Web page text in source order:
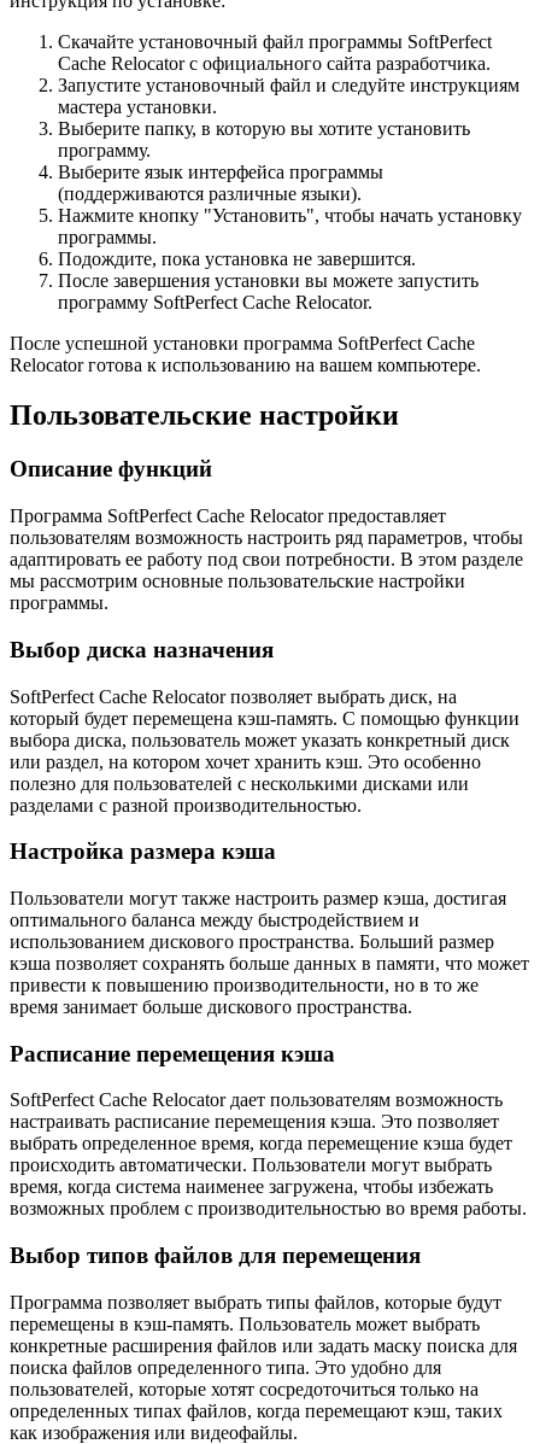
Скачайте установочный файл программы SoftPerfect
Cache Relocator с официального сайта разработчика.
Запустите установочный файл и следуйте инструкциям
мастера установки.
Выберите папку, в которую вы хотите установить
программу.
Выберите язык интерфейса программы
(поддерживаются различные языки).
Нажмите кнопку "Установить", чтобы начать установку
программы.
Подождите, пока установка не завершится.
После завершения установки вы можете запустить
программу SoftPerfect Cache Relocator.
После успешной установки программа SoftPerfect Cache
Relocator готова к использованию на вашем компьютере.
Пользовательские настройки
Описание функций
Программа SoftPerfect Cache Relocator предоставляет
пользователям возможность настроить ряд параметров, чтобы
адаптировать ее работу под свои потребности. В этом разделе
мы рассмотрим основные пользовательские настройки
программы.
Выбор диска назначения
SoftPerfect Cache Relocator позволяет выбрать диск, на
который будет перемещена кэш-память. С помощью функции
выбора диска, пользователь может указать конкретный диск
или раздел, на котором хочет хранить кэш. Это особенно
полезно для пользователей с несколькими дисками или
разделами с разной производительностью.
Настройка размера кэша
Пользователи могут также настроить размер кэша, достигая
оптимального баланса между быстродействием и
использованием дискового пространства. Больший размер
кэша позволяет сохранять больше данных в памяти, что может
привести к повышению производительности, но в то же
время занимает больше дискового пространства.
Расписание перемещения кэша
SoftPerfect Cache Relocator дает пользователям возможность
настраивать расписание перемещения кэша. Это позволяет
выбрать определенное время, когда перемещение кэша будет
происходить автоматически. Пользователи могут выбрать
время, когда система наименее загружена, чтобы избежать
возможных проблем с производительностью во время работы.
Выбор типов файлов для перемещения
Программа позволяет выбрать типы файлов, которые будут
перемещены в кэш-память. Пользователь может выбрать
конкретные расширения файлов или задать маску поиска для
поиска файлов определенного типа. Это удобно для
пользователей, которые хотят сосредоточиться только на
определенных типах файлов, когда перемещают кэш, таких
как изображения или видеофайлы.